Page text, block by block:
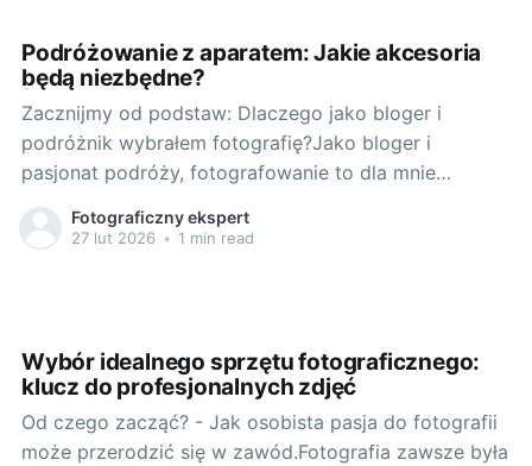
Podróżowanie z aparatem: Jakie akcesoria
będą niezbędne?
Zacznijmy od podstaw: Dlaczego jako bloger i
podróżnik wybrałem fotografię?Jako bloger i
pasjonat podróży, fotografowanie to dla mnie
naturalna część mojej przestrzeni. Fotografia pozwala
mi uwieczniać unikalne chwile, które napotykam
Fotograficzny ekspert
27 lut 2026 • 1 min read
Wybór idealnego sprzętu fotograficznego:
klucz do profesjonalnych zdjęć
Od czego zacząć? - Jak osobista pasja do fotografii
może przerodzić się w zawód.Fotografia zawsze była